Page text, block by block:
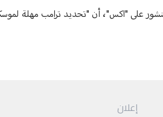
على "اكس"، أن "تحديد ترامب مهلة لموسكو
إعلان